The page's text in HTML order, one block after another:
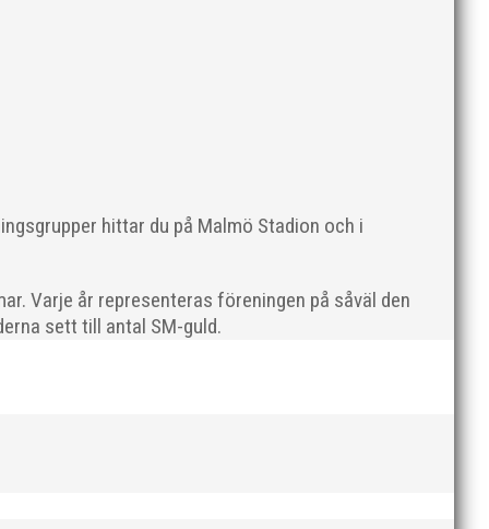
hittar du på Malmö Stadion och i
Varje år representeras föreningen på såväl den
sett till antal SM-guld.
ledare som alltid var på plats och igång